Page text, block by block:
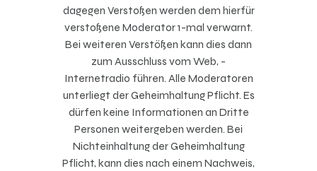
dagegen Verstoßen werden dem hierfür
verstoßene Moderator 1-mal verwarnt.
Bei weiteren Verstößen kann dies dann
zum Ausschluss vom Web, -
Internetradio führen. Alle Moderatoren
unterliegt der Geheimhaltung Pflicht. Es
dürfen keine Informationen an Dritte
Personen weitergeben werden. Bei
Nichteinhaltung der Geheimhaltung
Pflicht, kann dies nach einem Nachweis,